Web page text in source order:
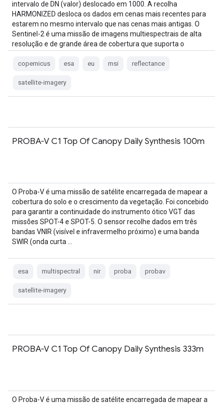
intervalo de DN (valor) deslocado em 1000. A recolha
HARMONIZED desloca os dados em cenas mais recentes para
estarem no mesmo intervalo que nas cenas mais antigas. O
Sentinel-2 é uma missão de imagens multiespectrais de alta
resolução e de grande área de cobertura que suporta o
copernicus esa eu msi reflectance
satellite-imagery
PROBA-V C1 Top Of Canopy Daily Synthesis 100m
O Proba-V é uma missão de satélite encarregada de mapear a
cobertura do solo e o crescimento da vegetação. Foi concebido
para garantir a continuidade do instrumento ótico VGT das
missões SPOT-4 e SPOT-5. O sensor recolhe dados em três
bandas VNIR (visível e infravermelho próximo) e uma banda
SWIR (onda curta …
esa multispectral nir proba probav
satellite-imagery
PROBA-V C1 Top Of Canopy Daily Synthesis 333m
O Proba-V é uma missão de satélite encarregada de mapear a